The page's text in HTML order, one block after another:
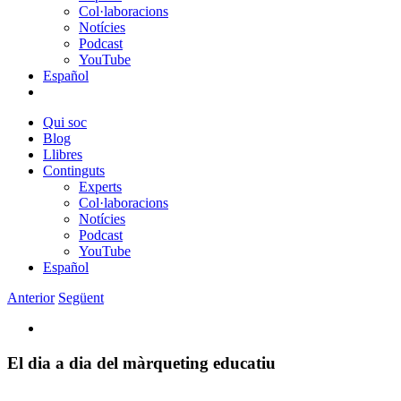
Col·laboracions
Notícies
Podcast
YouTube
Español
Qui soc
Blog
Llibres
Continguts
Experts
Col·laboracions
Notícies
Podcast
YouTube
Español
Anterior Següent
Image
El dia a dia del màrqueting educatiu